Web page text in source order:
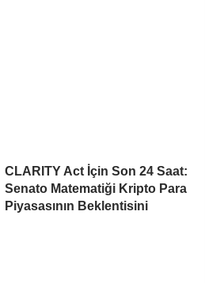
CLARITY Act İçin Son 24 Saat:
Senato Matematiği Kripto Para
Piyasasının Beklentisini